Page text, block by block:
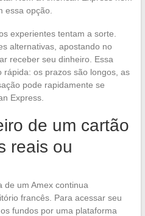
essa opção.
experientes tentam a sorte.
alternativas, apostando no
receber seu dinheiro. Essa
os prazos são longos, as
pode rapidamente se
Express.
de um cartão
reais ou
de um Amex continua
francês. Para acessar seu
fundos por uma plataforma